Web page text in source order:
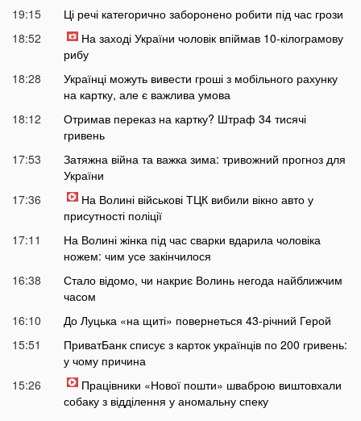
19:15
Ці речі категорично заборонено робити під час грози
18:52
На заході України чоловік впіймав 10-кілограмову
рибу
18:28
Українці можуть вивести гроші з мобільного рахунку
на картку, але є важлива умова
18:12
Отримав переказ на картку? Штраф 34 тисячі
гривень
17:53
Затяжна війна та важка зима: тривожний прогноз для
України
17:36
На Волині військові ТЦК вибили вікно авто у
присутності поліції
17:11
На Волині жінка під час сварки вдарила чоловіка
ножем: чим усе закінчилося
16:38
Стало відомо, чи накриє Волинь негода найближчим
часом
16:10
До Луцька «на щиті» повернеться 43-річний Герой
15:51
ПриватБанк списує з карток українців по 200 гривень:
у чому причина
15:26
Працівники «Нової пошти» шваброю виштовхали
собаку з відділення у аномальну спеку